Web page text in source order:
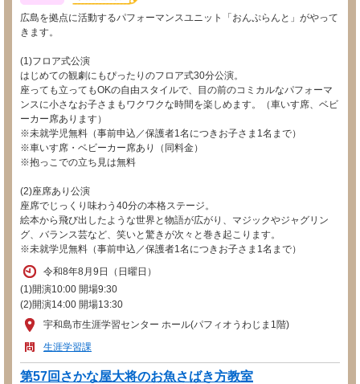
広島を拠点に活動するパフォーマンスユニット「おんぷらんと」がやって
きます。
(1)フロア式公演
はじめての観劇にもぴったりのフロア式30分公演。
座っても立ってもOKの自由スタイルで、目の前のコミカルなパフォーマ
ンスに小さなお子さまもワクワクな時間を楽しめます。（車いす席、ベビ
ーカー席あります）
※未就学児無料（事前申込／保護者1名につきお子さま1名まで）
※車いす席・ベビーカー席あり（同料金）
※抱っこでの立ち見は無料
(2)座席あり公演
座席でじっくり味わう40分の本格ステージ。
絵本から飛び出したような世界と物語が広がり、マジックやジャグリン
グ、バランス芸など、笑いと驚きが次々と巻き起こります。
※未就学児無料（事前申込／保護者1名につきお子さま1名まで）
令和8年8月9日（日曜日）
(1)開演10:00 開場9:30
(2)開演14:00 開場13:30
宇和島市生涯学習センター ホール(パフィオうわじま1階)
生涯学習課
第57回さかな屋大将のお魚さばき方教室